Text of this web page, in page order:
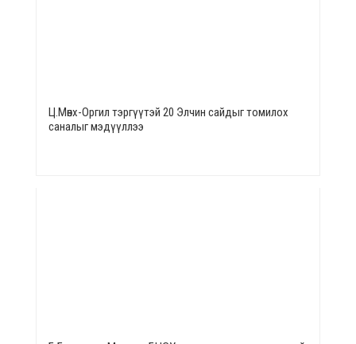
Ц.Мөнх-Оргил тэргүүтэй 20 Элчин сайдыг томилох
саналыг мэдүүллээ